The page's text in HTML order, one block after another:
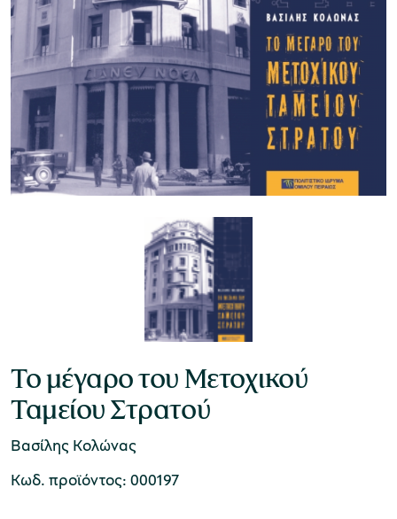
Το μέγαρο του Μετοχικού
Ταμείου Στρατού
Βασίλης Κολώνας
Κωδ. προϊόντος: 000197